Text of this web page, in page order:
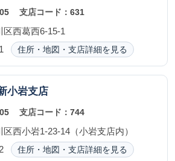
支店コード：631
区西葛西6-15-1
住所・地図・支店詳細を見る
小岩支店
支店コード：744
西小岩1-23-14（小岩支店内）
住所・地図・支店詳細を見る